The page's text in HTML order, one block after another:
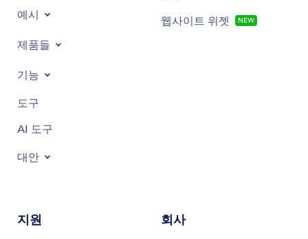
예시
제품들
기능
도구
AI 도구
대안
웹사이트 위젯 NEW
지원 회사